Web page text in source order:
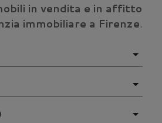
in vendita e in affitto
immobiliare a Firenze.